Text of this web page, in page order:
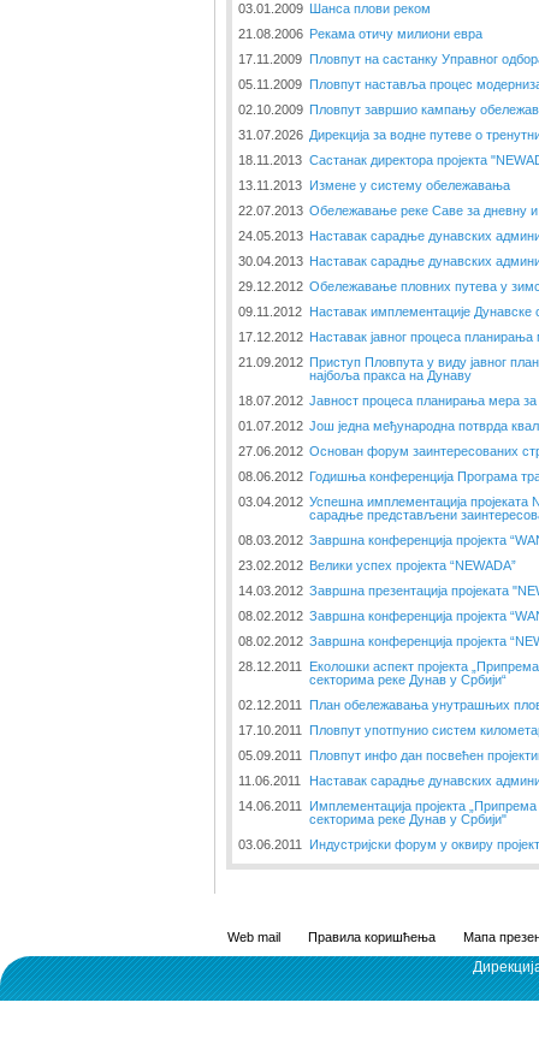
03.01.2009 Шанса плови реком
21.08.2006 Рекама отичу милиони евра
17.11.2009 Пловпут на састанку Управног
05.11.2009 Пловпут наставља процес
02.10.2009 Пловпут завршио кампању
31.07.2026 Дирекција за водне путеве о
18.11.2013 Састанак директора пројекта
13.11.2013 Измене у систему обележавања
22.07.2013 Обележавање реке Саве за дневну
24.05.2013 Наставак сарадње дунавских
30.04.2013 Наставак сарадње дунавских
29.12.2012 Обележавање пловних путева у
09.11.2012 Наставак имплементације Дунавске
17.12.2012 Наставак јавног процеса
21.09.2012 Приступ Пловпута у виду јавног
најбоља пракса на Дунаву
18.07.2012 Јавност процеса планирања мера
01.07.2012 Још једна међународна потврда
27.06.2012 Основан форум заинтересованих
08.06.2012 Годишња конференција Програма
03.04.2012 Успешна имплементација пројеката
сарадње представљени
08.03.2012 Завршна конференција пројекта
23.02.2012 Велики успех пројекта “NEWADA”
14.03.2012 Завршна презентација пројеката
08.02.2012 Завршна конференција пројекта
08.02.2012 Завршна конференција пројекта
28.12.2011
Еколошки аспект пројекта
секторима реке Дунав у Србији“
02.12.2011
План обележавања унутрашњих
17.10.2011
Пловпут употпунио систем
05.09.2011
Пловпут инфо дан посвећен
11.06.2011
Наставак сарадње дунавских
14.06.2011
Имплементација пројекта
секторима реке Дунав у Србији"
03.06.2011
Индустријски форум у оквиру
Web mail Правила коришћења Мапа